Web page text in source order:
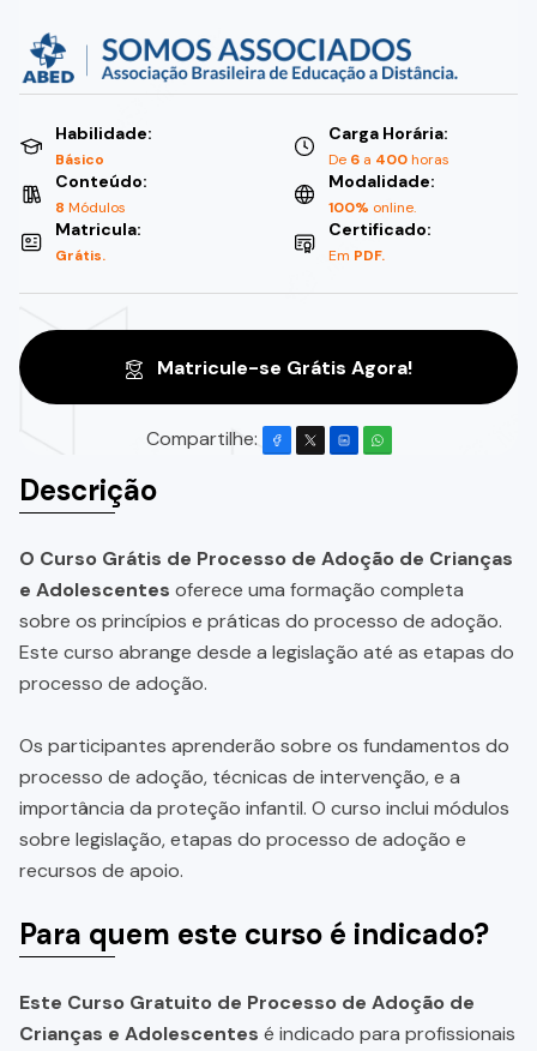
Habilidade:
Básico
Carga Horária:
De 6 a 400horas
Conteúdo:
8 Módulos
Modalidade:
100% online.
Matricula:
Grátis.
Certificado:
Em PDF.
Matricule-se Grátis Agora!
Compartilhe:
Descrição
O Curso Grátis de Processo de Adoção de Crianças
e Adolescentes oferece uma formação completa
sobre os princípios e práticas do processo de adoção.
Este curso abrange desde a legislação até as etapas do
processo de adoção.
Os participantes aprenderão sobre os fundamentos do
processo de adoção, técnicas de intervenção, e a
importância da proteção infantil. O curso inclui módulos
sobre legislação, etapas do processo de adoção e
recursos de apoio.
Para quem este curso é indicado?
Este Curso Gratuito de Processo de Adoção de
Crianças e Adolescentes é indicado para profissionais